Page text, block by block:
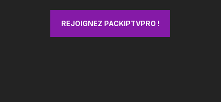
REJOIGNEZ PACKIPTVPRO !